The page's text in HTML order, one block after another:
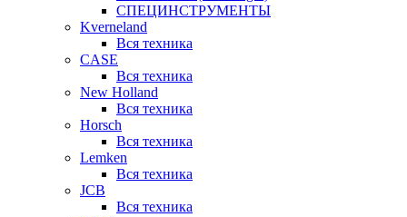
СПЕЦИНСТРУМЕНТЫ
Kverneland
Вся техника
CASE
Вся техника
New Holland
Вся техника
Horsch
Вся техника
Lemken
Вся техника
JCB
Вся техника